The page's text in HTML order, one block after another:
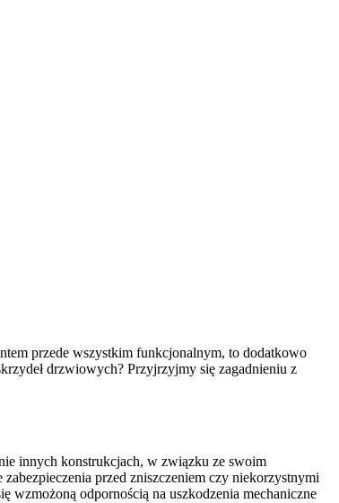
przede wszystkim funkcjonalnym, to dodatkowo
drzwiowych? Przyjrzyjmy się zagadnieniu z
innych konstrukcjach, w związku ze swoim
przed zniszczeniem czy niekorzystnymi
wzmożoną odpornością na uszkodzenia mechaniczne